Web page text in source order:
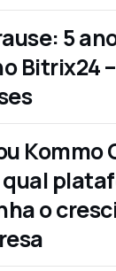
5
Bitrix24
Kommo
o